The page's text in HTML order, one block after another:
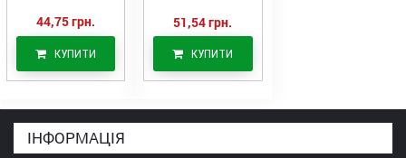
44,75 грн.
КУПИТИ
51,54 грн.
КУПИТИ
ІНФОРМАЦІЯ